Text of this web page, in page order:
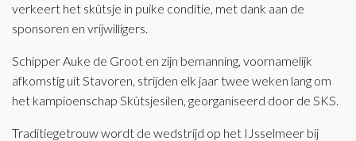
verkeert het skûtsje in puike conditie, met dank aan de
sponsoren en vrijwilligers.
Schipper Auke de Groot en zijn bemanning, voornamelijk
afkomstig uit Stavoren, strijden elk jaar twee weken lang om
het kampioenschap Skûtsjesilen, georganiseerd door de SKS.
Traditiegetrouw wordt de wedstrijd op het IJsselmeer bij